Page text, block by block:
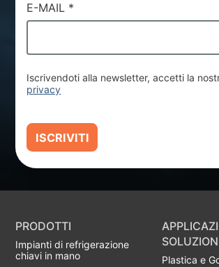
E-MAIL *
Iscrivendoti alla newsletter, accetti la
privacy
ISCRIVITI
PRODOTTI
Impianti di refrigerazione
chiavi in mano
Plastica e